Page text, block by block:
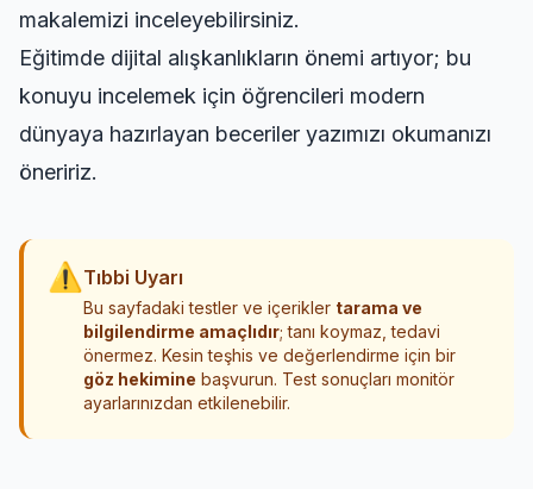
makalemizi inceleyebilirsiniz.
Eğitimde dijital alışkanlıkların önemi artıyor; bu
konuyu incelemek için öğrencileri modern
dünyaya hazırlayan beceriler yazımızı okumanızı
öneririz.
⚠ Tıbbi Uyarı
Bu sayfadaki testler ve içerikler tarama ve
bilgilendirme amaçlıdır; tanı koymaz, tedavi
önermez. Kesin teşhis ve değerlendirme için bir
göz hekimine başvurun. Test sonuçları monitör
ayarlarınızdan etkilenebilir.